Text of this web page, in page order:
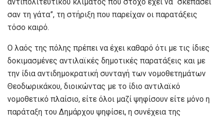
σαν τη γάτα”, τη στήριξη που παρείχαν οι παρατάξεις
τόσο καιρό.
Ο λαός της πόλης πρέπει να έχει καθαρό ότι με τις ίδιες
δοκιμασμένες αντιλαϊκές δημοτικές παρατάξεις και με
την ίδια αντιδημοκρατική συνταγή των νομοθετημάτων
Θεοδωρικάκου, διοικώντας με το ίδιο αντιλαϊκό
νομοθετικό πλαίσιο, είτε όλοι μαζί ψηφίσουν είτε μόνο η
παράταξη του Δημάρχου ψηφίσει, η συνέχεια της